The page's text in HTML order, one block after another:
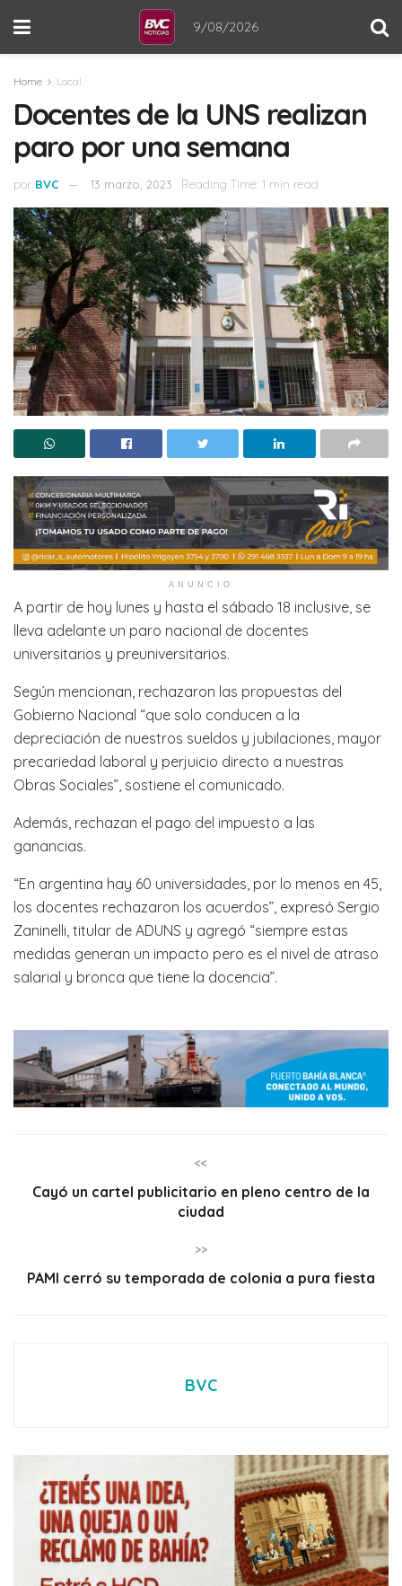
9/08/2026
Home Local
Docentes de la UNS realizan
paro por una semana
por BVC 13 marzo, 2023 Reading Time: 1 min read
ANUNCIO
A partir de hoy lunes y hasta el sábado 18 inclusive, se
lleva adelante un paro nacional de docentes
universitarios y preuniversitarios.
Según mencionan, rechazaron las propuestas del
Gobierno Nacional “que solo conducen a la
depreciación de nuestros sueldos y jubilaciones, mayor
precariedad laboral y perjuicio directo a nuestras
Obras Sociales”, sostiene el comunicado.
Además, rechazan el pago del impuesto a las
ganancias.
“En argentina hay 60 universidades, por lo menos en 45,
los docentes rechazaron los acuerdos”, expresó Sergio
Zaninelli, titular de ADUNS y agregó “siempre estas
medidas generan un impacto pero es el nivel de atraso
salarial y bronca que tiene la docencia”.
<<
Cayó un cartel publicitario en pleno centro de la
ciudad
>>
PAMI cerró su temporada de colonia a pura fiesta
BVC